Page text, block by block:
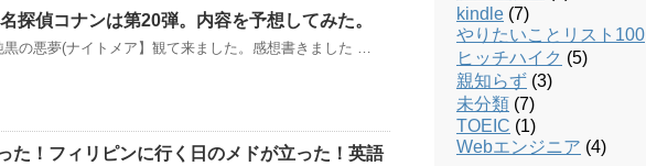
探偵コナンは第20弾。内容を予想してみた。
黒の悪夢(ナイトメア】観て来ました。感想書きました …
た！フィリピンに行く日のメドが立った！英語
kindle (7)
やりたいことリスト100
ヒッチハイク (5)
親知らず (3)
未分類 (7)
TOEIC (1)
Webエンジニア (4)